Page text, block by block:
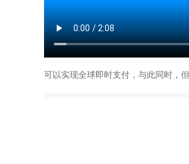
可以实现全球即时支付，与此同时，